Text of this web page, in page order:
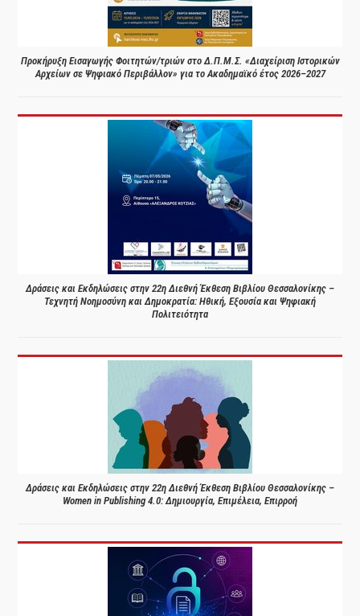
Προκήρυξη Εισαγωγής Φοιτητών/τριών στο Δ.Π.Μ.Σ. «Διαχείριση Ιστορικών
Αρχείων σε Ψηφιακό Περιβάλλον» για το Ακαδημαϊκό έτος 2026–2027
Δράσεις και Εκδηλώσεις στην 22η Διεθνή Έκθεση Βιβλίου Θεσσαλονίκης –
Τεχνητή Νοημοσύνη και Δημοκρατία: Ηθική, Εξουσία και Ψηφιακή
Πολιτειότητα
Δράσεις και Εκδηλώσεις στην 22η Διεθνή Έκθεση Βιβλίου Θεσσαλονίκης –
Women in Publishing 4.0: Δημιουργία, Επιμέλεια, Επιρροή